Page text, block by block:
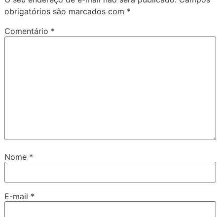
obrigatórios são marcados com *
Comentário *
Nome *
E-mail *